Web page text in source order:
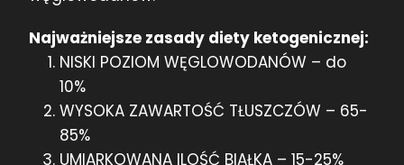
Najważniejsze zasady diety ketogenicznej:
NISKI POZIOM WĘGLOWODANÓW – do
10%
WYSOKA ZAWARTOŚĆ TŁUSZCZÓW – 65-
85%
UMIARKOWANA ILOŚĆ BIAŁKA – 15-25%